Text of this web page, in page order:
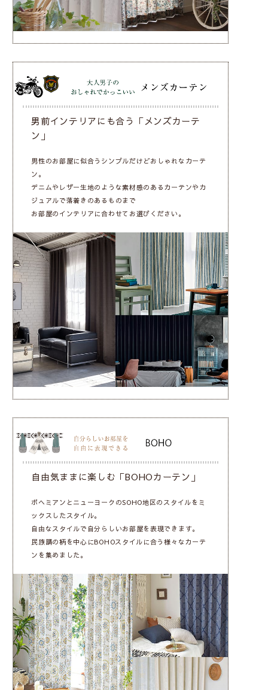
男前インテリアにも合う「メンズカーテ
ン」
男性のお部屋に似合うシンプルだけどおしゃれなカーテ
ン。
デニムやレザー生地のような素材感のあるカーテンやカ
ジュアルで落着きのあるものまで
お部屋のインテリアに合わせてお選びください。
自由気ままに楽しむ「BOHOカーテン」
ボヘミアンとニューヨークのSOHO地区のスタイルをミ
ックスしたスタイル。
自由なスタイルで自分らしいお部屋を表現できます。
民族調の柄を中心にBOHOスタイルに合う様々なカーテ
ンを集めました。